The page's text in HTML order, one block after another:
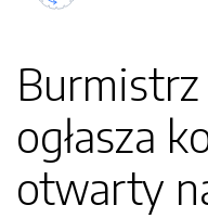
Burmistrz
ogłasza
otwarty